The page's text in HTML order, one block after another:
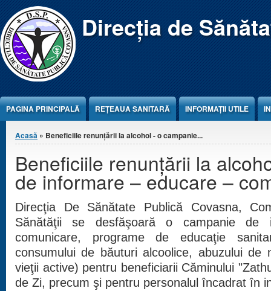
Jump to Content Direcția de
PAGINA PRINCIPALĂ REŢEAUA SANITARĂ INFORMAȚII UTILE
Eşti aici
Acasă » Beneficiile renunţării la alcohol - o campanie...
Beneficiile renunţării la
de informare – educare –
Direcţia De Sănătate Publică Covasna,
Sănătăţii se desfăşoară o campanie de
comunicare, programe de educaţie
consumului de băuturi alcoolice, abuzului de
vieţii active) pentru beneficiarii Căminului
de Zi, precum şi pentru personalul încadrat în